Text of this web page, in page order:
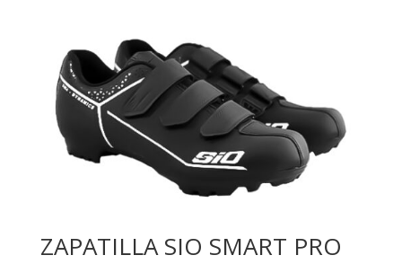
$180,000
hasta
$188,000
ZAPATILLA SIO SMART PRO